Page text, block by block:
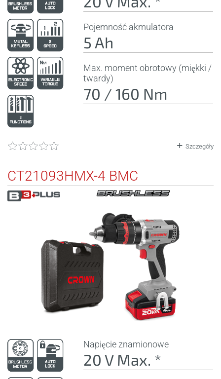
Pojemność akmulatora
5 Ah
Max. moment obrotowy (miękki /
twardy)
70 / 160 Nm
Szczegóły
CT21093HMX-4 BMC
Napięcie znamionowe
20 V Max. *